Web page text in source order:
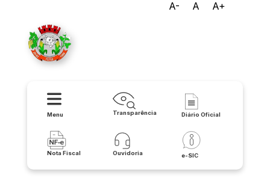
A- A A+
Menu Transparência Diário Oficial
Nota Fiscal Ouvidoria e-SIC